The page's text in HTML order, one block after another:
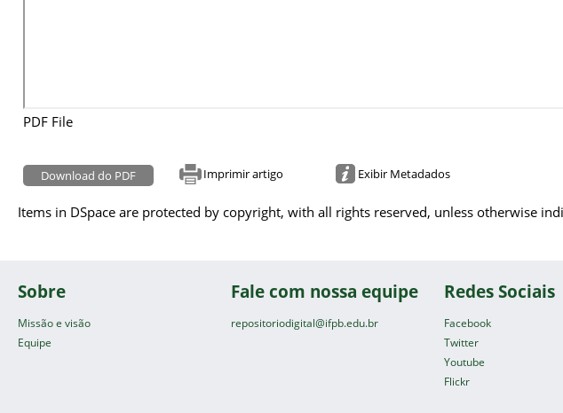
PDF File
Download do PDF Imprimir artigo Exibir Metadados
Items in DSpace are protected by copyright, with all rights reserved, unless otherwise
Sobre
Missão e visão
Equipe
Fale com nossa equipe
repositoriodigital@ifpb.edu.br
Redes Sociais
Facebook
Twitter
Youtube
Flickr